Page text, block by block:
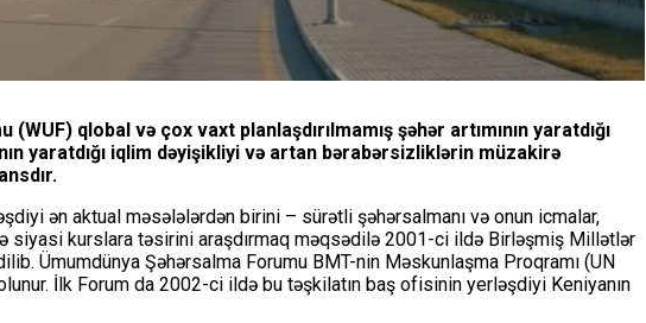
qlobal və çox vaxt planlaşdırılmamış şəhər artımının yaratdığı
yaratdığı iqlim dəyişikliyi və artan bərabərsizliklərin müzakirə
ən aktual məsələlərdən birini – sürətli şəhərsalmanı və onun icmalar,
siyasi kurslara təsirini araşdırmaq məqsədilə 2001-ci ildə Birləşmiş Millətlər
Ümumdünya Şəhərsalma Forumu BMT-nin Məskunlaşma Proqramı (UN
İlk Forum da 2002-ci ildə bu təşkilatın baş ofisinin yerləşdiyi Keniyanın